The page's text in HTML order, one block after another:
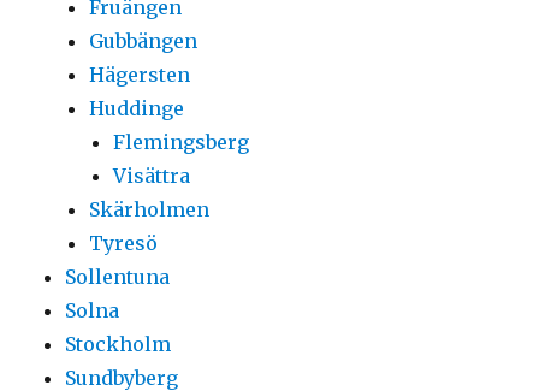
Fruängen
Gubbängen
Hägersten
Huddinge
Flemingsberg
Visättra
Skärholmen
Tyresö
Sollentuna
Solna
Stockholm
Sundbyberg